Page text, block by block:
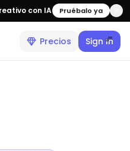
con IA Pruébalo ya
Precios Sign In